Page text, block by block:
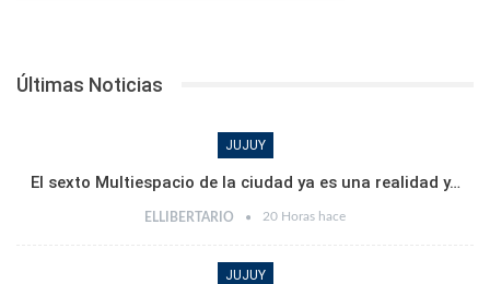
Últimas Noticias
JUJUY
El sexto Multiespacio de la ciudad ya es una realidad y…
ELLIBERTARIO 20 Horas hace
JUJUY